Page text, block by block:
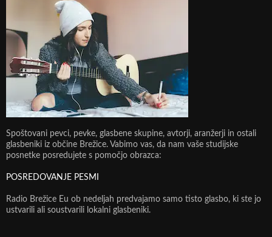
Spoštovani pevci, pevke, glasbene skupine, avtorji, aranžerji in ostali
glasbeniki iz občine Brežice. Vabimo vas, da nam vaše studijske
posnetke posredujete s pomočjo obrazca:
POSREDOVANJE PESMI
Radio Brežice Eu ob nedeljah predvajamo samo tisto glasbo, ki ste jo
ustvarili ali soustvarili lokalni glasbeniki.